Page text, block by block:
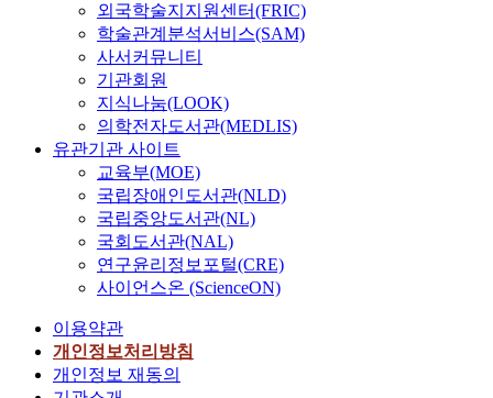
외국학술지지원센터(FRIC)
학술관계분석서비스(SAM)
사서커뮤니티
기관회원
지식나눔(LOOK)
의학전자도서관(MEDLIS)
유관기관 사이트
교육부(MOE)
국립장애인도서관(NLD)
국립중앙도서관(NL)
국회도서관(NAL)
연구윤리정보포털(CRE)
사이언스온 (ScienceON)
이용약관
개인정보처리방침
개인정보 재동의